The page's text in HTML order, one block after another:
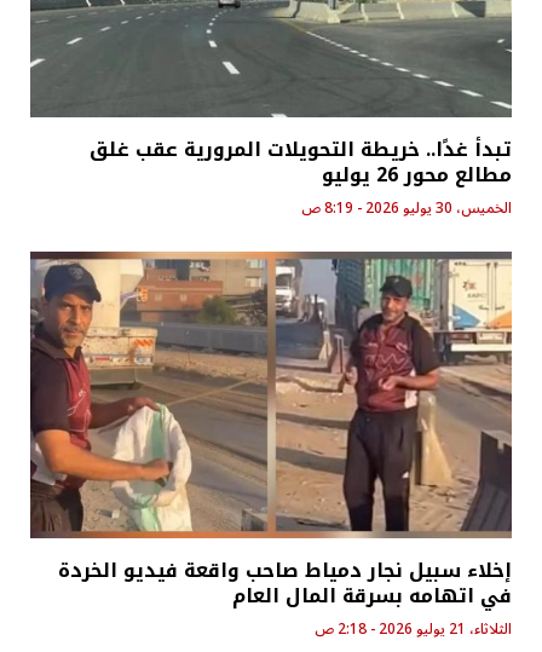
تبدأ غدًا.. خريطة التحويلات المرورية عقب غلق
مطالع محور 26 يوليو
الخميس، 30 يوليو 2026 - 8:19 ص
إخلاء سبيل نجار دمياط صاحب واقعة فيديو الخردة
في اتهامه بسرقة المال العام
الثلاثاء، 21 يوليو 2026 - 2:18 ص